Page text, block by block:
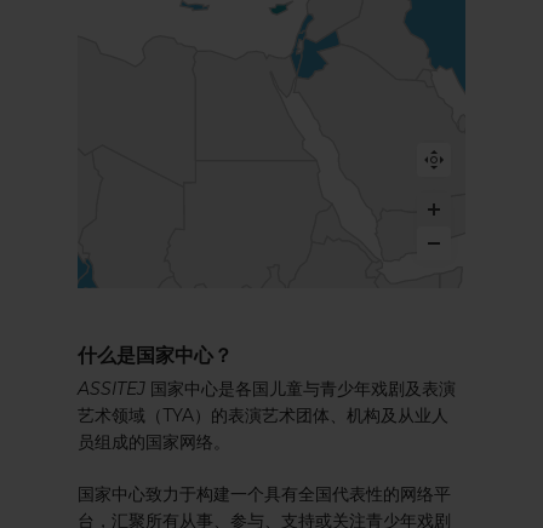
什么是国家中心？
ASSITEJ 国家中心是各国儿童与青少年戏剧及表演
艺术领域（TYA）的表演艺术团体、机构及从业人
员组成的国家网络。
国家中心致力于构建一个具有全国代表性的网络平
台，汇聚所有从事、参与、支持或关注青少年戏剧